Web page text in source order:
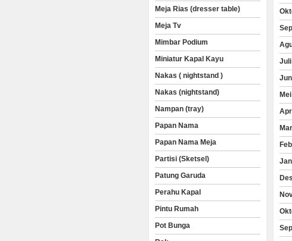
Meja Rias (dresser table)
Meja Tv
Mimbar Podium
Miniatur Kapal Kayu
Nakas ( nightstand )
Nakas (nightstand)
Nampan (tray)
Papan Nama
Papan Nama Meja
Partisi (Sketsel)
Patung Garuda
Perahu Kapal
Pintu Rumah
Pot Bunga